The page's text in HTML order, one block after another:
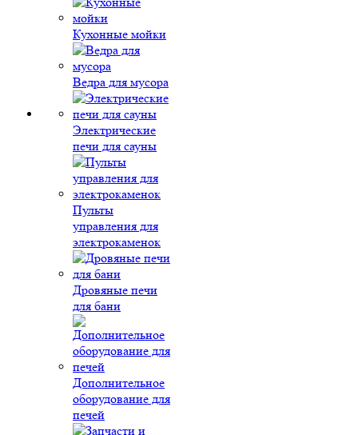
Кухонные мойки
Ведра для мусора
Электрические
печи для сауны
Пульты
управления для
электрокаменок
Дровяные печи
для бани
Дополнительное
оборудование для
печей